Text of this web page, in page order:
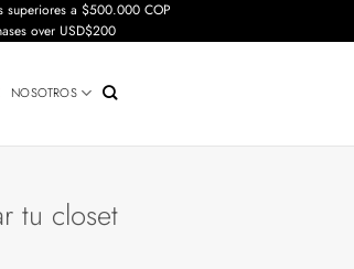
superiores a $500.000 COP
over USD$200
NOSOTROS
tu closet